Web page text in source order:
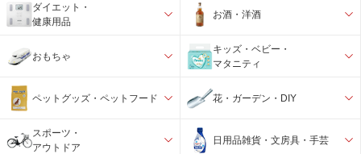
ダイエット・
健康用品
お酒・洋酒
おもちゃ
キッズ・ベビー・
マタニティ
ペットグッズ・ペットフード 花・ガーデン・DIY
スポーツ・
アウトドア
日用品雑貨・文房具・手芸